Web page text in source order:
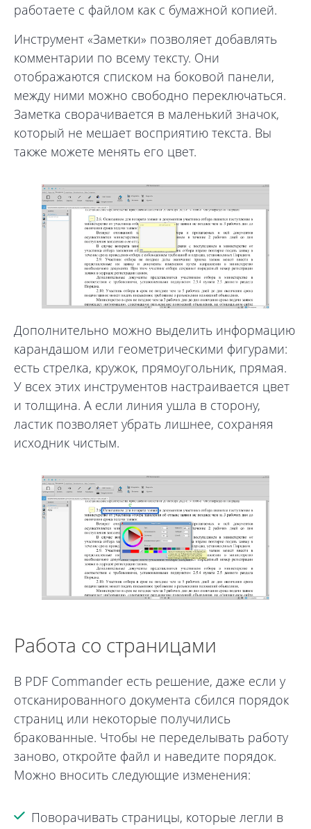
работаете с файлом как с бумажной копией.
Инструмент «Заметки» позволяет добавлять
комментарии по всему тексту. Они
отображаются списком на боковой панели,
между ними можно свободно переключаться.
Заметка сворачивается в маленький значок,
который не мешает восприятию текста. Вы
также можете менять его цвет.
Дополнительно можно выделить информацию
карандашом или геометрическими фигурами:
есть стрелка, кружок, прямоугольник, прямая.
У всех этих инструментов настраивается цвет
и толщина. А если линия ушла в сторону,
ластик позволяет убрать лишнее, сохраняя
исходник чистым.
Работа со страницами
В PDF Commander есть решение, даже если у
отсканированного документа сбился порядок
страниц или некоторые получились
бракованные. Чтобы не переделывать работу
заново, откройте файл и наведите порядок.
Можно вносить следующие изменения:
Поворачивать страницы, которые легли в